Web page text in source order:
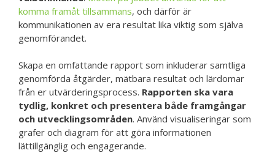
komma framåt tillsammans, och därför är
kommunikationen av era resultat lika viktig som själva
genomförandet.
Skapa en omfattande rapport som inkluderar samtliga
genomförda åtgärder, mätbara resultat och lärdomar
från er utvärderingsprocess. Rapporten ska vara
tydlig, konkret och presentera både framgångar
och utvecklingsområden. Använd visualiseringar som
grafer och diagram för att göra informationen
lättillgänglig och engagerande.